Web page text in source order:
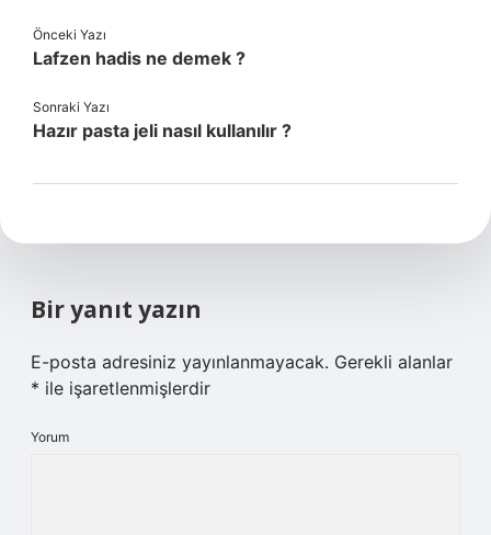
Önceki Yazı
Lafzen hadis ne demek ?
Sonraki Yazı
Hazır pasta jeli nasıl kullanılır ?
Bir yanıt yazın
E-posta adresiniz yayınlanmayacak. Gerekli alanlar
* ile işaretlenmişlerdir
Yorum